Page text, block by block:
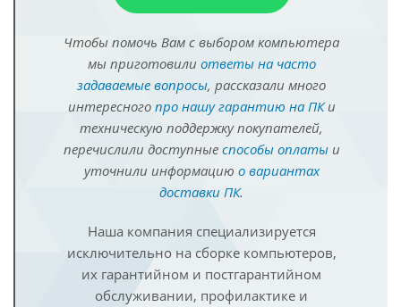
Чтобы помочь Вам с выбором компьютера
мы приготовили ответы на часто
задаваемые вопросы, рассказали много
интересного про нашу гарантию на ПКи
техническую поддержку покупателей,
перечислили доступные способы оплатыи
уточнили информацию о вариантах
доставки ПК.
Наша компания специализируется
исключительно на сборке компьютеров,
их гарантийном и постгарантийном
обслуживании, профилактике и